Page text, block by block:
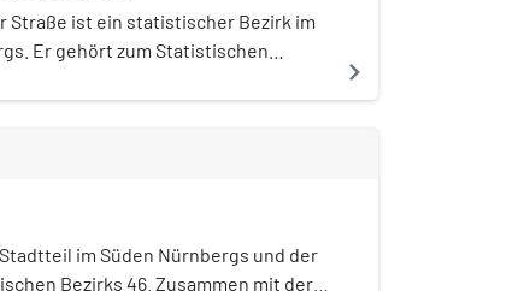
Straße ist ein statistischer Bezirk im
Er gehört zum Statistischen
dem Distrikt 420 Katzwanger
navigate_next
im Süden Nürnbergs und der
Bezirks 46. Zusammen mit der